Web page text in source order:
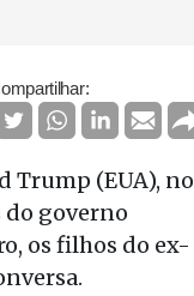
Trump (EUA), no
do governo
os filhos do ex-